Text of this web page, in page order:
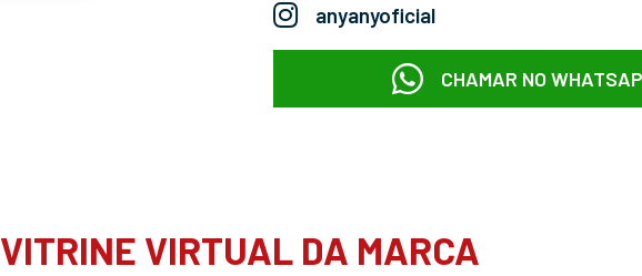
anyanyoficial
CHAMAR NO
VITRINE VIRTUAL DA MARCA